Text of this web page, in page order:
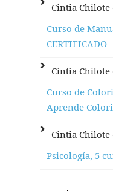
Cintia Chilote
Curso de
CERTIFICADO
Cintia Chilote
Curso de
Aprende
Cintia Chilote
Psicología, 5